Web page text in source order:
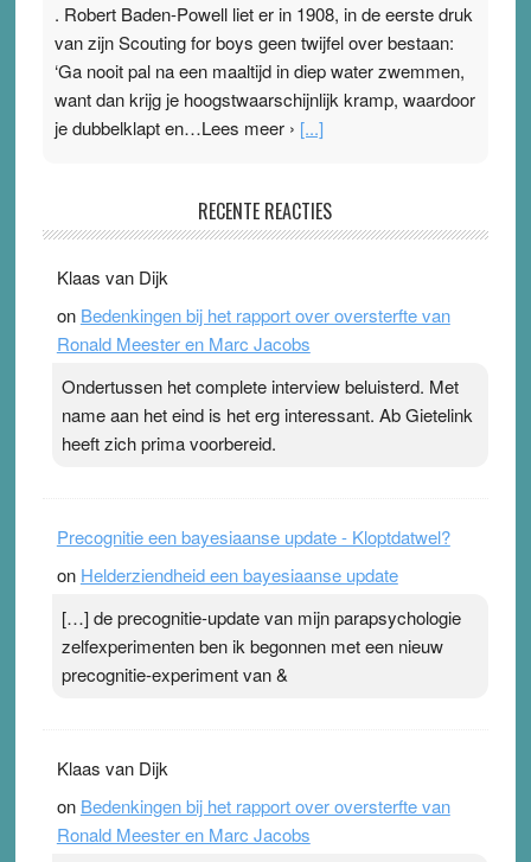
. Robert Baden-Powell liet er in 1908, in de eerste druk
van zijn Scouting for boys geen twijfel over bestaan:
‘Ga nooit pal na een maaltijd in diep water zwemmen,
want dan krijg je hoogstwaarschijnlijk kramp, waardoor
je dubbelklapt en…Lees meer › [...]
Ward van Beek
topsporters. Ze hopen ermee hun hartslag te verlagen
terwijl ze meer zuurstof opnemen. Daarop heeft zo’n
pleister geen effect. Maar het gevoel ‘makkelijker te
Pleisterplakkers in de topspsort ›[...]
RECENTE REACTIES
Klaas van Dijk
on Bedenkingen bij het rapport over oversterfte van
Ronald Meester en Marc Jacobs
Ondertussen het complete interview beluisterd. Met
name aan het eind is het erg interessant. Ab Gietelink
heeft zich prima voorbereid.
Precognitie een bayesiaanse update - Kloptdatwel?
on Helderziendheid een bayesiaanse update
[…] de precognitie-update van mijn parapsychologie
zelfexperimenten ben ik begonnen met een nieuw
precognitie-experiment van &
Klaas van Dijk
on Bedenkingen bij het rapport over oversterfte van
Ronald Meester en Marc Jacobs